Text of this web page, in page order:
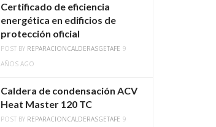
Certificado de eficiencia
energética en edificios de
protección oficial
POST BY REPARACIONCALDERASGETAFE 9
AÑOS AGO
Caldera de condensación ACV
Heat Master 120 TC
POST BY REPARACIONCALDERASGETAFE 9